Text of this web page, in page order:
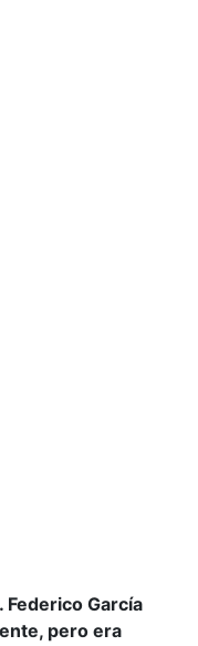
Federico García
pero era